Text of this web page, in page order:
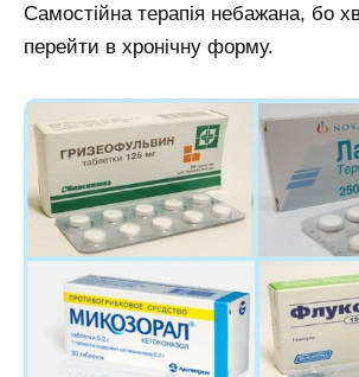
Самостійна терапія небажана, бо
перейти в хронічну форму.